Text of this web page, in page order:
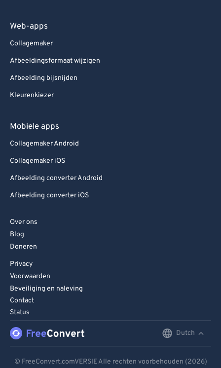
Web-apps
Collagemaker
Afbeeldingsformaat wijzigen
Afbeelding bijsnijden
Kleurenkiezer
Mobiele apps
Collagemaker Android
Collagemaker iOS
Afbeelding converter Android
Afbeelding converter iOS
Over ons
Blog
Doneren
Privacy
Voorwaarden
Beveiliging en naleving
Contact
Status
Dutch
© FreeConvert.comVERSIE Alle rechten voorbehouden (2026)